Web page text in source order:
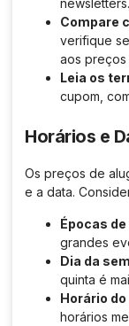
newsletters.
Compare
verifique
aos preços
Leia os
cupom,
Horários e
Os preços de
e a data.
Épocas
grandes
Dia da
quinta é
Horário do
horários